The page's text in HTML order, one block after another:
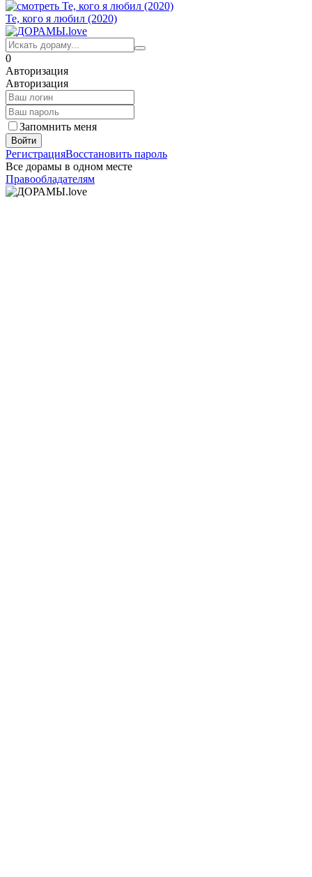
Те, кого я любил (2020)
0
Авторизация
Авторизация
Запомнить меня
Войти
РегистрацияВосстановить пароль
Все дорамы в одном месте
Правообладателям